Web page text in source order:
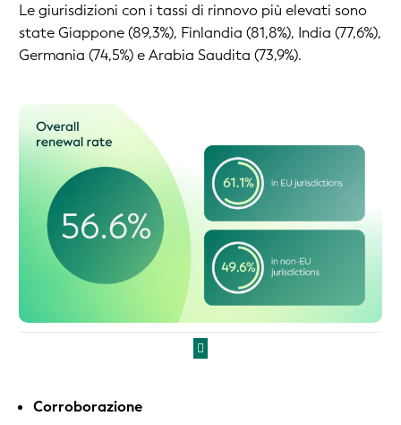
Le giurisdizioni con i tassi di rinnovo più elevati sono
state Giappone (89,3%), Finlandia (81,8%), India (77,6%),
Germania (74,5%) e Arabia Saudita (73,9%).
Corroborazione